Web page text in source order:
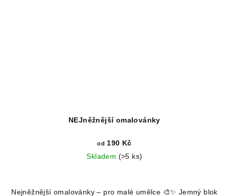
NEJněžnější omalovánky
od 190 Kč
Skladem (>5 ks)
produktu
Nejněžnější omalovánky – pro malé umělce 🎨✨ Jemný blok